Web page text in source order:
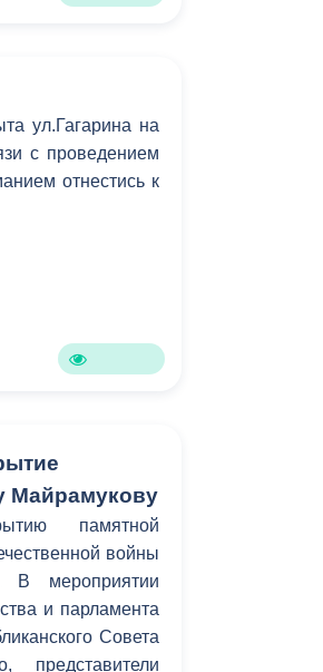
ул.Гагарина на
с проведением
отнестись к
Майрамукову
памятной
войны
В мероприятии
и парламента
Совета
представители